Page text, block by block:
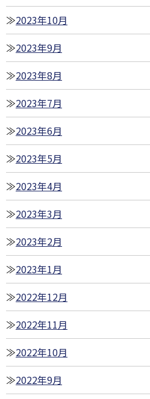
2023年10月
2023年9月
2023年8月
2023年7月
2023年6月
2023年5月
2023年4月
2023年3月
2023年2月
2023年1月
2022年12月
2022年11月
2022年10月
2022年9月